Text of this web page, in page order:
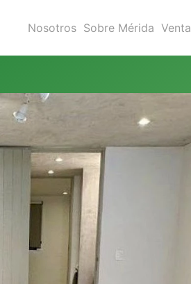
Nosotros Sobre Mérida Venta